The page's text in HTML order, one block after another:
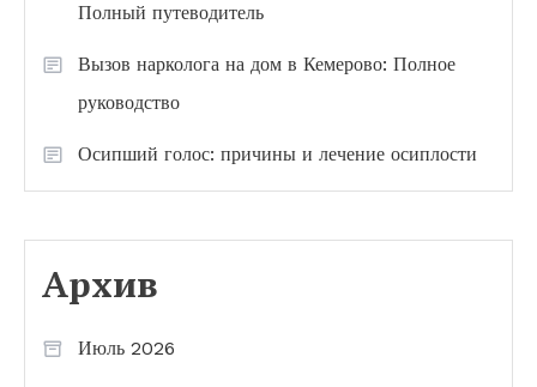
Полный путеводитель
Вызов нарколога на дом в Кемерово: Полное
руководство
Осипший голос: причины и лечение осиплости
Архив
Июль 2026